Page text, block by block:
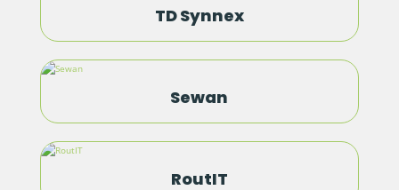
TD Synnex
Sewan
RoutIT